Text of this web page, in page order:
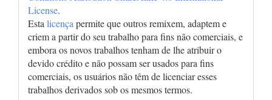
License.
Esta licença permite que outros remixem, adaptem e
criem a partir do seu trabalho para fins não comerciais, e
embora os novos trabalhos tenham de lhe atribuir o
devido crédito e não possam ser usados para fins
comerciais, os usuários não têm de licenciar esses
trabalhos derivados sob os mesmos termos.